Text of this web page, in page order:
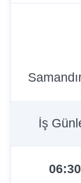
08:35
08:50
09:15
İş
06:30